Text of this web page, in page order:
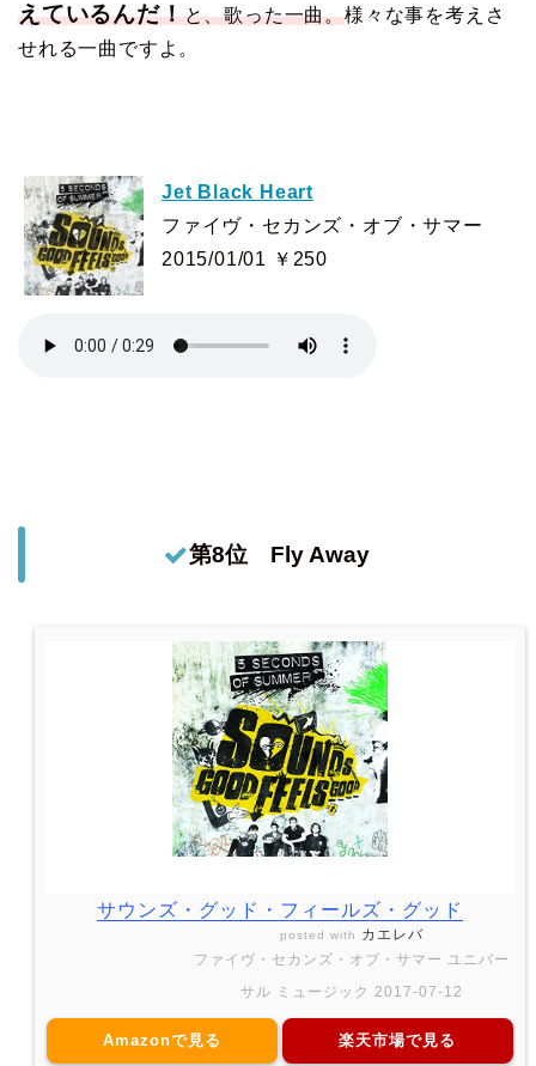
えているんだ！と、歌った一曲。様々な事を考えさ
せれる一曲ですよ。
Jet Black Heart
ファイヴ・セカンズ・オブ・サマー
2015/01/01 ￥250
第8位 Fly Away
サウンズ・グッド・フィールズ・グッド
posted with カエレバ
ファイヴ・セカンズ・オブ・サマー ユニバー
サル ミュージック 2017-07-12
Amazonで見る 楽天市場で見る